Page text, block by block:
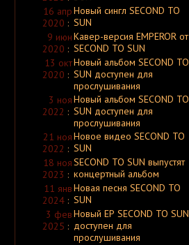
Abandon All
Abandon All Ships
Abandoned
Abarax
Abattoir
Abazagorath
Abbath
Abbey ov Thelema
Abbie Falls
Abdication
Abdication[ Россия ]
Abduction
Abduction[ Великобритания ]
Abdullah
Abdunor
Abel Is Dying
Aberrancy
Aberrator
Abertooth Lincoln
Abesforia
Abest
Abgott
Abgrund
16 апр
2020 :
Новый сингл SECOND TO
SUN
9 июн
2020 :
Кавер-версия EMPEROR от
SECOND TO SUN
13 окт
2020 :
Новый альбом SECOND TO
SUN доступен для
прослушивания
3 ноя
2022 :
Новый альбом SECOND TO
SUN доступен для
прослушивания
21 ноя
2022 :
Новое видео SECOND TO
SUN
18 ноя
2023 :
SECOND TO SUN выпустят
концертный альбом
11 янв
2024:
Новая песня SECOND TO
SUN
3 фев
2025 :
Новый ЕР SECOND TO SUN
доступен для
прослушивания